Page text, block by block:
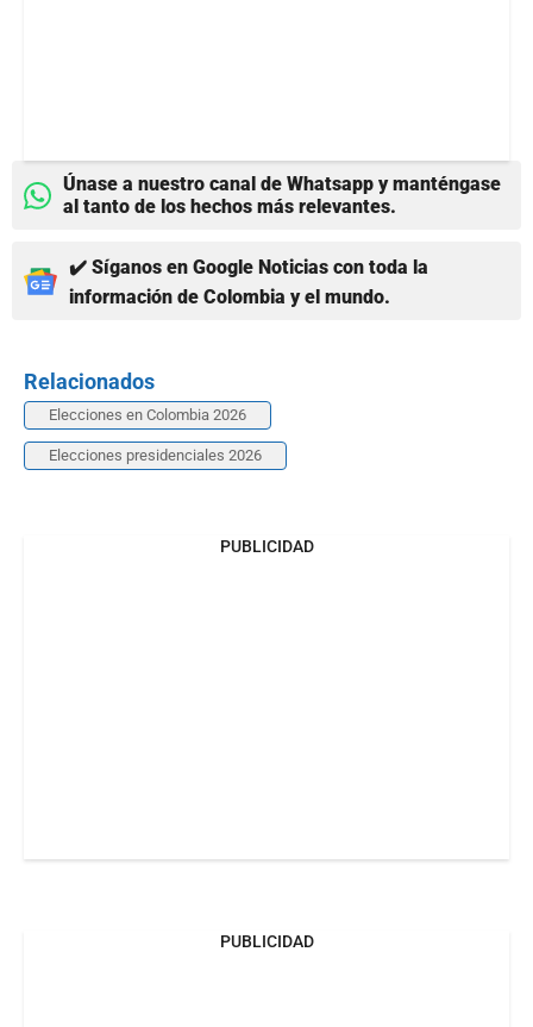
Únase a nuestro canal de Whatsapp y manténgase
al tanto de los hechos más relevantes.
✔️ Síganos en Google Noticias con toda la
información de Colombia y el mundo.
Relacionados
Elecciones en Colombia 2026
Elecciones presidenciales 2026
PUBLICIDAD
PUBLICIDAD